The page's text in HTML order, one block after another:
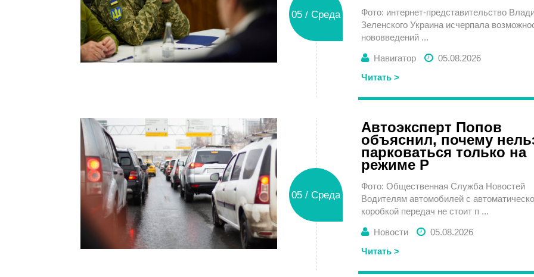
05 / Среда
Фото: интернет-представительство
Зеленского Украина исчерпала
нововведений ...
Навигатор
05.08.2026
Читать >
05 / Среда
Автоэксперт Попов
объяснил, почему
парковаться только на
режиме P
Фото: Общественная Служба Новостей
Водителям автомобилей с
коробкой передач не стоит п ...
Новости
05.08.2026
Читать >